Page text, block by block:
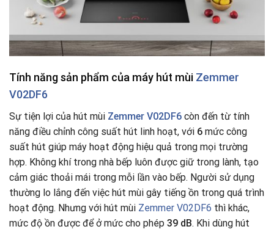
Tính năng sản phẩm của máy hút mùi Zemmer
V02DF6
Sự tiện lợi của hút mùi Zemmer V02DF6 còn đến từ tính
năng điều chỉnh công suất hút linh hoạt, với 6 mức công
suất hút giúp máy hoạt động hiệu quả trong mọi trường
hợp. Không khí trong nhà bếp luôn được giữ trong lành, tạo
cảm giác thoải mái trong mỗi lần vào bếp. Người sử dụng
thường lo lắng đến việc hút mùi gây tiếng ồn trong quá trình
hoạt động. Nhưng với hút mùi Zemmer V02DF6 thì khác,
mức độ ồn được để ở mức cho phép 39 dB. Khi dùng hút